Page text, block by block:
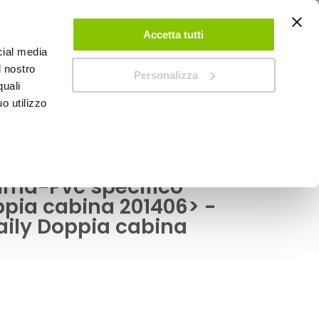
media
nostro
utilizzo
Accetta tutti
Personalizza
ACCEDI CREA UN ACCOUNT CONTATTACI
Pvc specifico
cabina 201406> -
Doppia cabina